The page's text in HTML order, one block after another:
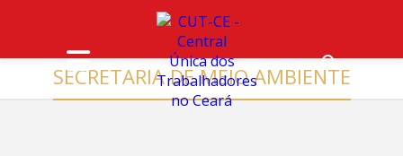
SECRETARIA DE MEIO AMBIENTE